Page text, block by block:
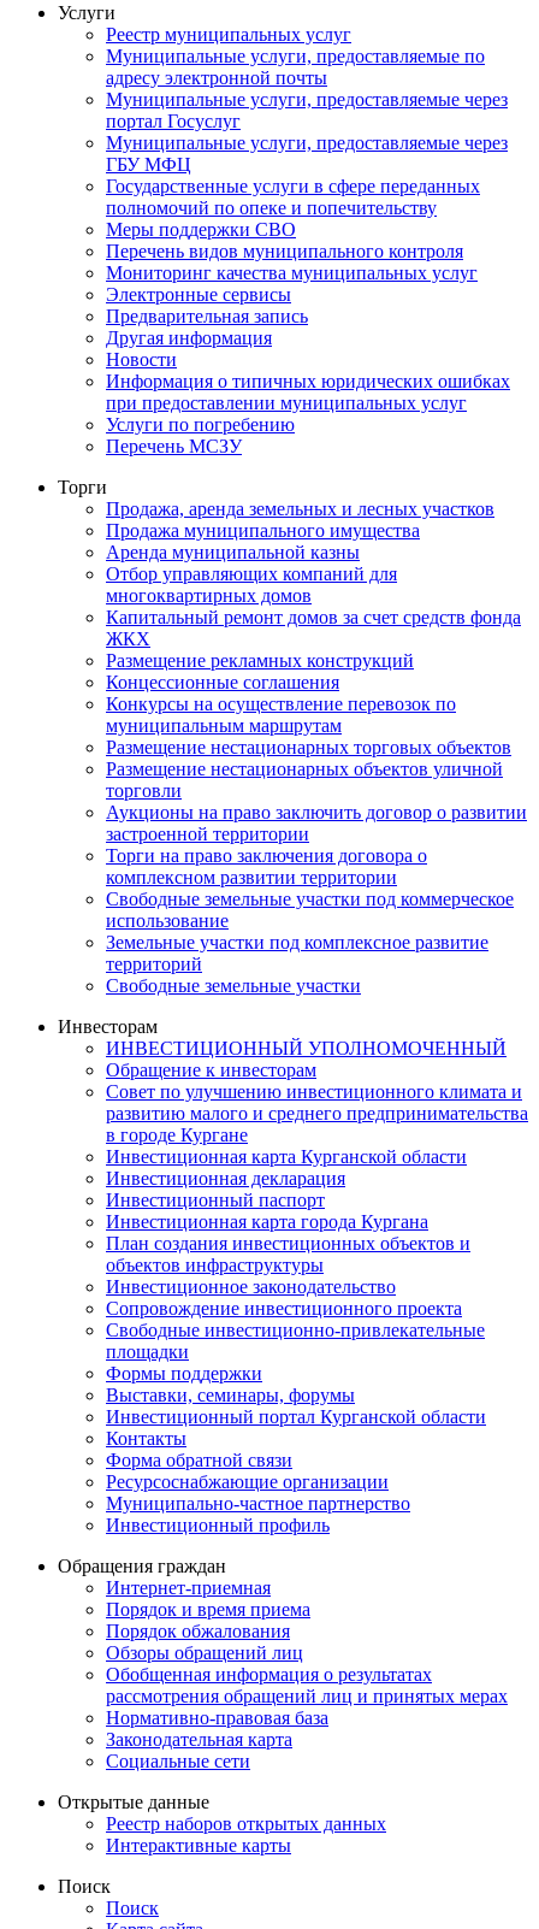
Услуги
Реестр муниципальных услуг
Муниципальные услуги, предоставляемые по
адресу электронной почты
Муниципальные услуги, предоставляемые через
портал Госуслуг
Муниципальные услуги, предоставляемые через
ГБУ МФЦ
Государственные услуги в сфере переданных
полномочий по опеке и попечительству
Меры поддержки СВО
Перечень видов муниципального контроля
Мониторинг качества муниципальных услуг
Электронные сервисы
Предварительная запись
Другая информация
Новости
Информация о типичных юридических ошибках
при предоставлении муниципальных услуг
Услуги по погребению
Перечень МСЗУ
Торги
Продажа, аренда земельных и лесных участков
Продажа муниципального имущества
Аренда муниципальной казны
Отбор управляющих компаний для
многоквартирных домов
Капитальный ремонт домов за счет средств фонда
ЖКХ
Размещение рекламных конструкций
Концессионные соглашения
Конкурсы на осуществление перевозок по
муниципальным маршрутам
Размещение нестационарных торговых объектов
Размещение нестационарных объектов уличной
торговли
Аукционы на право заключить договор о развитии
застроенной территории
Торги на право заключения договора о
комплексном развитии территории
Свободные земельные участки под коммерческое
использование
Земельные участки под комплексное развитие
территорий
Свободные земельные участки
Инвесторам
ИНВЕСТИЦИОННЫЙ УПОЛНОМОЧЕННЫЙ
Обращение к инвесторам
Совет по улучшению инвестиционного климата и
развитию малого и среднего предпринимательства
в городе Кургане
Инвестиционная карта Курганской области
Инвестиционная декларация
Инвестиционный паспорт
Инвестиционная карта города Кургана
План создания инвестиционных объектов и
объектов инфраструктуры
Инвестиционное законодательство
Сопровождение инвестиционного проекта
Свободные инвестиционно-привлекательные
площадки
Формы поддержки
Выставки, семинары, форумы
Инвестиционный портал Курганской области
Контакты
Форма обратной связи
Ресурсоснабжающие организации
Муниципально-частное партнерство
Инвестиционный профиль
Обращения граждан
Интернет-приемная
Порядок и время приема
Порядок обжалования
Обзоры обращений лиц
Обобщенная информация о результатах
рассмотрения обращений лиц и принятых мерах
Нормативно-правовая база
Законодательная карта
Социальные сети
Открытые данные
Реестр наборов открытых данных
Интерактивные карты
Поиск
Поиск